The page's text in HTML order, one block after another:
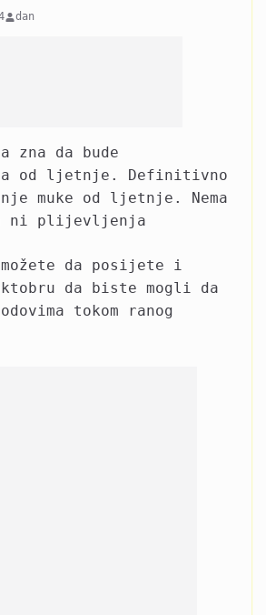
dan
zna da bude
od ljetnje. Definitivno
muke od ljetnje. Nema
ni plijevljenja
da posijete i
da biste mogli da
tokom ranog